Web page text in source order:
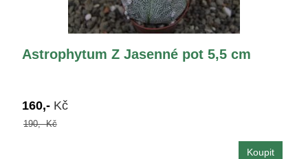
Astrophytum Z Jasenné pot 5,5 cm
160,- Kč
190,- Kč